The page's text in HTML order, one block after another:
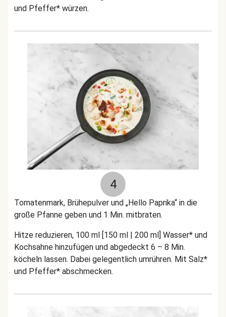
und Pfeffer* würzen.
4
Tomatenmark, Brühepulver und „Hello Paprika“ in die
große Pfanne geben und 1 Min. mitbraten.
Hitze reduzieren, 100 ml [150 ml | 200 ml] Wasser* und
Kochsahne hinzufügen und abgedeckt 6 – 8 Min.
köcheln lassen. Dabei gelegentlich umrühren. Mit Salz*
und Pfeffer* abschmecken.